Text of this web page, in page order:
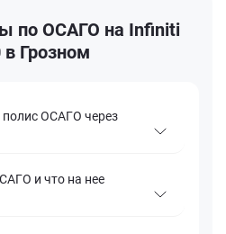
по ОСАГО на Infiniti
в Грозном
ОСАГО через
и что на нее